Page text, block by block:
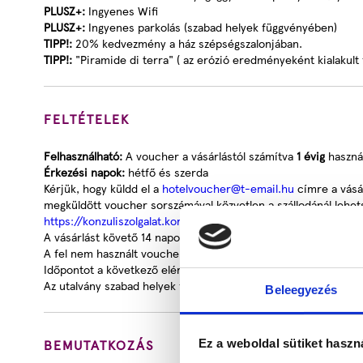
Beleegyezés
Ez a weboldal sütiket
PLUSZ+: Ingyenes Wifi
PLUSZ+: Ingyenes parkolás (szabad helyek függvényében)
TIPP!: 20% kedvezmény a ház szépségszalonjában.
TIPP!: "Piramide di terra" ( az erózió eredményeként
FELTÉTELEK
Felhasználható: A voucher a vásárlástól számítva 1 évig
Érkezési napok: hétfő és szerda
Kérjük, hogy küldd el a hotelvoucher@t-email.hu címre a
megküldött voucher sorszámával közvetlen a szállodánál
https://konzuliszolgalat.kormany.hu/europa-utazasi-tanacsok?
A vásárlást követő 14 napon belül tudnak elállni a
A fel nem használt voucher a vásárlástól számított 14 napon
Időpontot a következő elérhetőségeken tud egyeztetni:
Az utalvány szabad helyek függvényében használható fel,
BEMUTATKOZÁS